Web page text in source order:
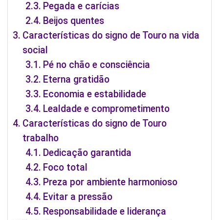
Pegada e carícias
Beijos quentes
Características do signo de Touro na vida
social
Pé no chão e consciência
Eterna gratidão
Economia e estabilidade
Lealdade e comprometimento
Características do signo de Touro
trabalho
Dedicação garantida
Foco total
Preza por ambiente harmonioso
Evitar a pressão
Responsabilidade e liderança